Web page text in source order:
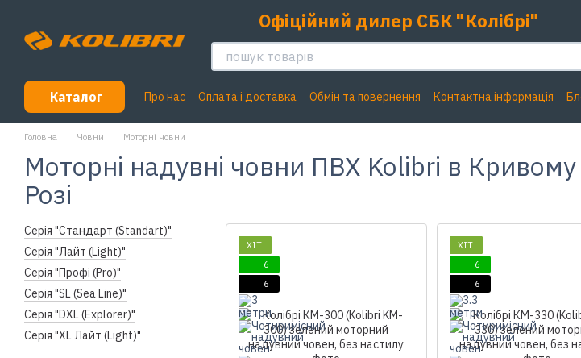
Офіційний дилер СБК "Колібрі"
Каталог Про нас Оплата і доставка Обмін та повернення Контактна інформація
Головна Човни Моторні човни
Моторні надувні човни ПВХ Kolibri в Кривому
Розі
ХІТ
6
6
ХІТ
6
6
Серія "Стандарт (Standart)"
Серія "Лайт (Light)"
Серія "Профі (Pro)"
Серія "SL (Sea Line)"
Серія "DXL (Explorer)"
Серія "XL Лайт (Light)"